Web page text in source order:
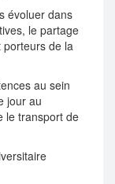
évoluer dans
le partage
porteurs de la
au sein
jour au
le transport de